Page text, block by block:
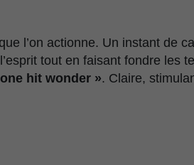
l’on actionne. Un instant de
tout en faisant fondre les
hit wonder ». Claire,